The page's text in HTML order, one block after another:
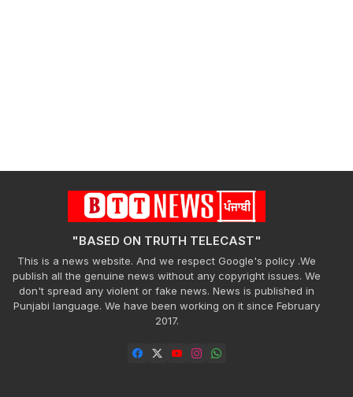
"BASED ON TRUTH TELECAST"
This is a news website. And we respect Google's policy .We
publish all the genuine news without any copyright issues. We
don't spread any violent or fake news. News is published in
Punjabi language. We have been working on it since February
2017.